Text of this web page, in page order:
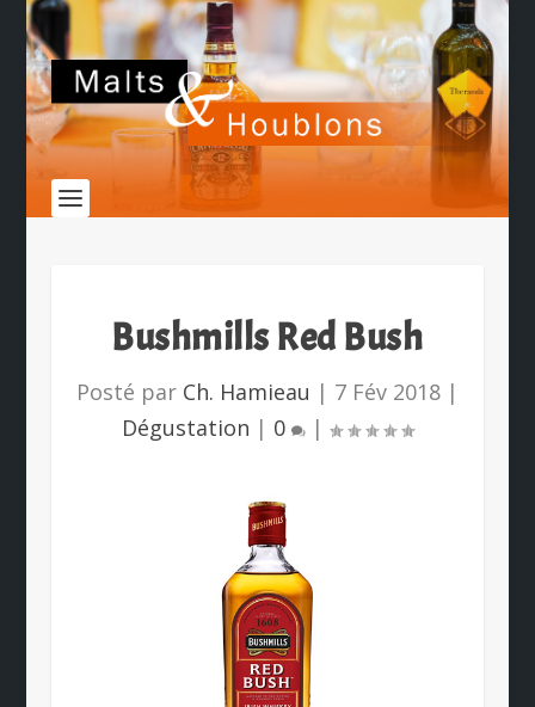
Bushmills Red Bush
Posté par Ch. Hamieau | 7 Fév 2018|
Dégustation | 0 |